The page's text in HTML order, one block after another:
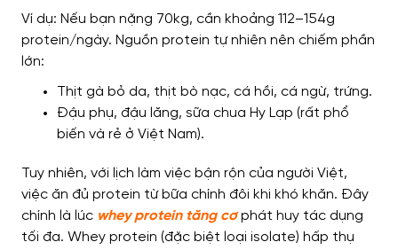
Ví dụ: Nếu bạn nặng 70kg, cần khoảng 112–154g
protein/ngày. Nguồn protein tự nhiên nên chiếm phần
lớn:
Thịt gà bỏ da, thịt bò nạc, cá hồi, cá ngừ, trứng.
Đậu phụ, đậu lăng, sữa chua Hy Lạp (rất phổ
biến và rẻ ở Việt Nam).
Tuy nhiên, với lịch làm việc bận rộn của người Việt,
việc ăn đủ protein từ bữa chính đôi khi khó khăn. Đây
chính là lúc whey protein tăng cơphát huy tác dụng
tối đa. Whey protein (đặc biệt loại isolate) hấp thụ